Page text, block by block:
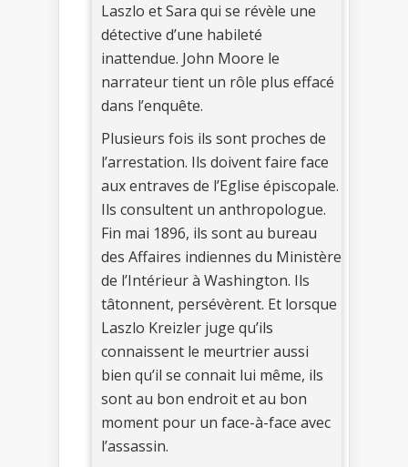
Laszlo et Sara qui se révèle une
détective d’une habileté
inattendue. John Moore le
narrateur tient un rôle plus effacé
dans l’enquête.
Plusieurs fois ils sont proches de
l’arrestation. Ils doivent faire face
aux entraves de l’Eglise épiscopale.
Ils consultent un anthropologue.
Fin mai 1896, ils sont au bureau
des Affaires indiennes du Ministère
de l’Intérieur à Washington. Ils
tâtonnent, persévèrent. Et lorsque
Laszlo Kreizler juge qu’ils
connaissent le meurtrier aussi
bien qu’il se connait lui même, ils
sont au bon endroit et au bon
moment pour un face-à-face avec
l’assassin.